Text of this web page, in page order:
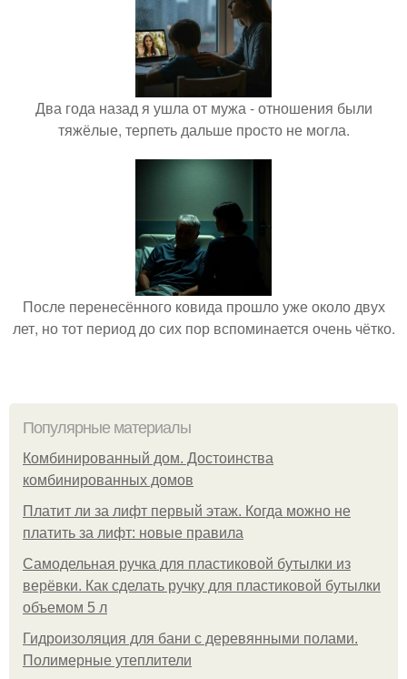
Два года назад я ушла от мужа - отношения были
тяжёлые, терпеть дальше просто не могла.
После перенесённого ковида прошло уже около двух
лет, но тот период до сих пор вспоминается очень чётко.
Популярные материалы
Комбинированный дом. Достоинства
комбинированных домов
Платит ли за лифт первый этаж. Когда можно не
платить за лифт: новые правила
Самодельная ручка для пластиковой бутылки из
верёвки. Как сделать ручку для пластиковой бутылки
объемом 5 л
Гидроизоляция для бани с деревянными полами.
Полимерные утеплители